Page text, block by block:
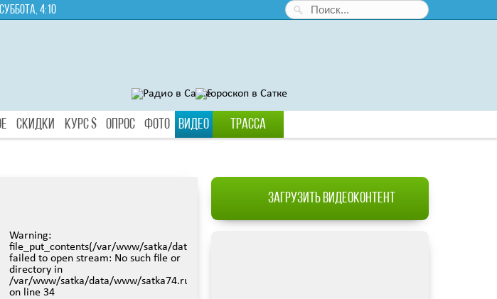
4:10
Скидки Курс $ Опрос Фото Видео Трасса
satka74.ru/images/video/145.jpg):
views/mobreporter/index.php
Warning:
file_put_contents(/var/www/satka/data/www/satka74.ru/images/video/144.jpg):
failed to open stream: No such file or
directory in
/var/www/satka/data/www/satka74.ru/protected/views/mobreporter/index.php
on line 34
Загрузить видеоконтент